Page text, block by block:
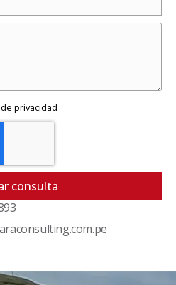
privacidad
consulta